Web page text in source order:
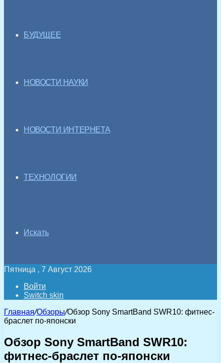
БУДУЩЕЕ
НОВОСТИ НАУКИ
НОВОСТИ ИНТЕРНЕТА
ТЕХНОЛОГИИ
Искать
Пятница , 7 Август 2026
Войти
Switch skin
Главная/Обзоры/Обзор Sony SmartBand SWR10: фитнес-
браслет по-японски
Обзор Sony SmartBand SWR10:
фитнес-браслет по-японски